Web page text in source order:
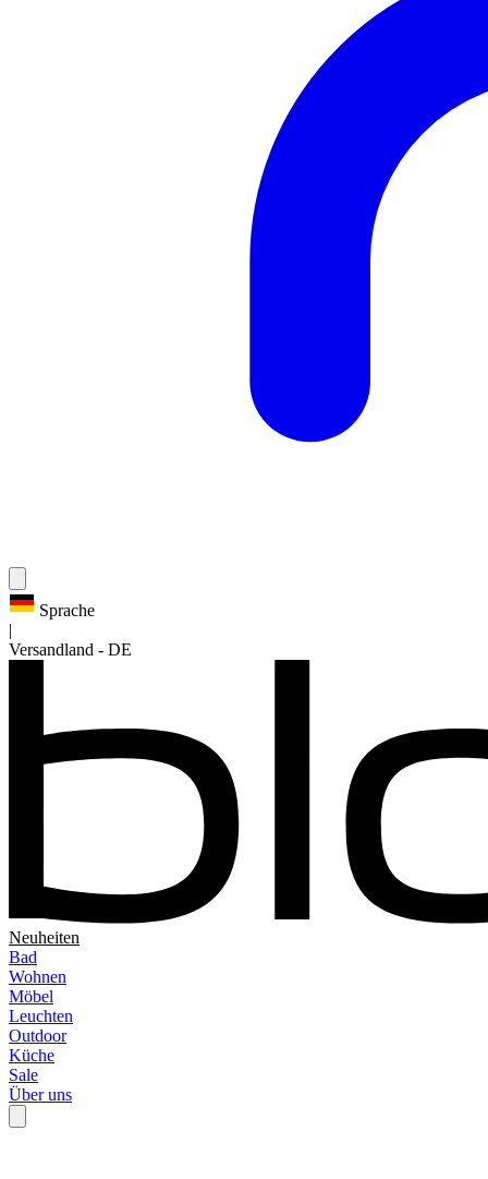
Sprache
Versandland - DE
Neuheiten
Bad
Wohnen
Möbel
Leuchten
Outdoor
Küche
Sale
Über uns